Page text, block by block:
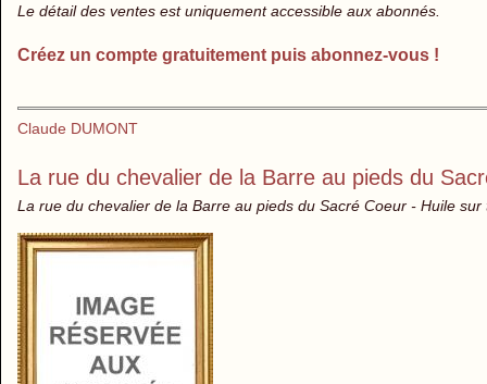
Le détail des ventes est uniquement accessible aux abonnés.
Créez un compte gratuitement puis abonnez-vous !
Claude DUMONT
La rue du chevalier de la Barre au pieds du
La rue du chevalier de la Barre au pieds du Sacré Coeur - Huile sur